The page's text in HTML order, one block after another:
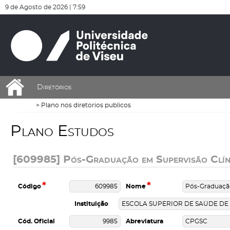
9 de Agosto de 2026 | 7:59
Diretórios
Plano nos diretorios publicos
Plano Estudos
[609985] Pós-Graduação em Supervisão
Código* Nome*
Instituição
Cód. Oficial Abreviatura